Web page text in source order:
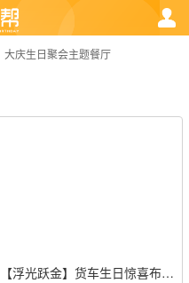
庆生日聚会主题餐厅
【浮光跃金】货车生日惊喜布置